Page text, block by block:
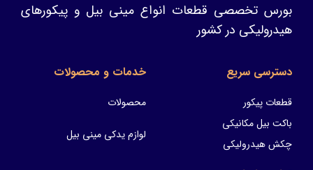
بورس تخصصی قطعات انواع مینی بیل و پیکورهای
هیدرولیکی در کشور
دسترسی سریع
قطعات پیکور
باکت بیل مکانیکی
چکش هیدرولیکی
خدمات و محصولات
محصولات
لوازم یدکی مینی بیل